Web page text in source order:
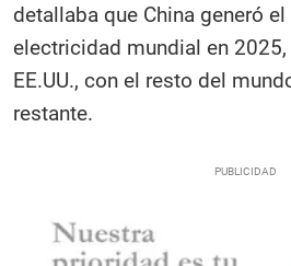
detallaba que China generó
electricidad mundial en
EE.UU., con el resto del
restante.